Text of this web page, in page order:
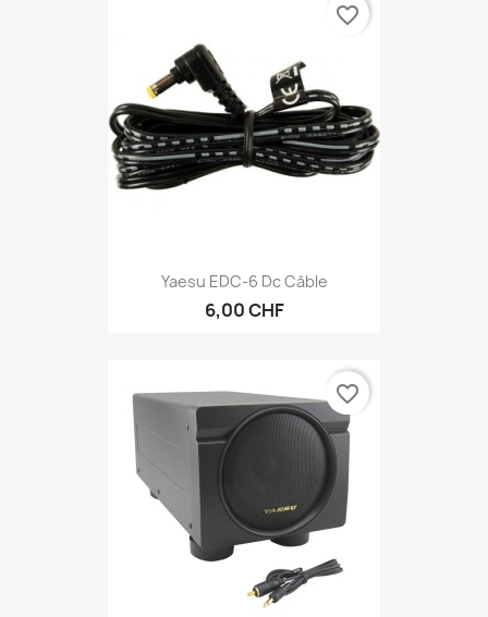
Yaesu EDC-6 Dc Câble
6,00 CHF
favorite_border
favorite_border